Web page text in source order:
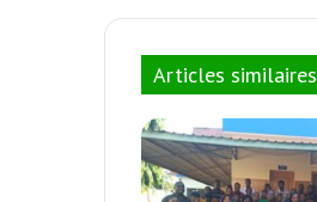
Articles similaires